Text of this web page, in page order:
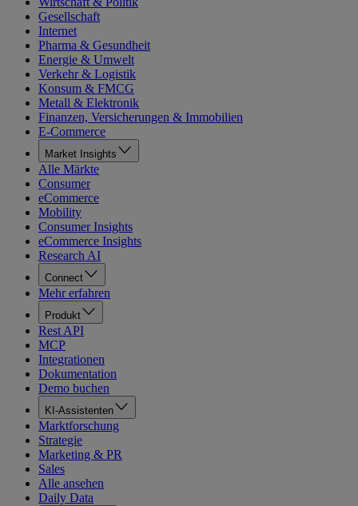
Gesellschaft
Internet
Pharma & Gesundheit
Energie & Umwelt
Verkehr & Logistik
Konsum & FMCG
Metall & Elektronik
Finanzen, Versicherungen & Immobilien
E-Commerce
Market Insights
Alle Märkte
Consumer
eCommerce
Mobility
Consumer Insights
eCommerce Insights
Research AI
Connect
Mehr erfahren
Produkt
Rest API
MCP
Integrationen
Dokumentation
Demo buchen
KI-Assistenten
Marktforschung
Strategie
Marketing & PR
Sales
Alle ansehen
Daily Data